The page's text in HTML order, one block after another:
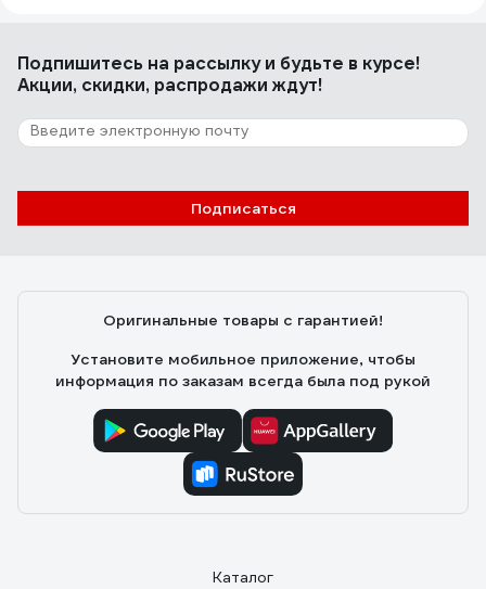
Подпишитесь на рассылкуи будьте в курсе!
Акции, скидки, распродажи ждут!
Подписаться
Оригинальные товары с гарантией!
Установите мобильное приложение, чтобы
информация по заказам всегда была под рукой
Каталог